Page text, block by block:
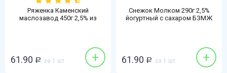
Ряженка Каменский
маслозавод 450г 2,5% из
61.90 Р за 1 шт +
Снежок Молком 290г 2,5%
йогуртный с сахаром БЗМЖ
61.90 Р за 1 шт +